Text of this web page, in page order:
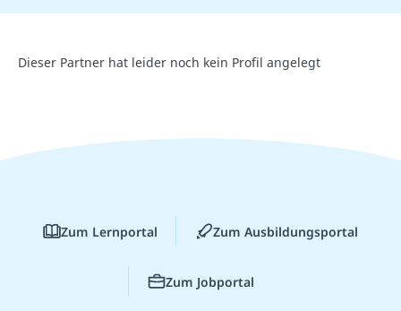
Dieser Partner hat leider noch kein Profil angelegt
Zum Lernportal Zum Ausbildungsportal
Zum Jobportal